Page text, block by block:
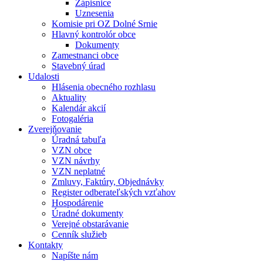
Zápisnice
Uznesenia
Komisie pri OZ Dolné Srnie
Hlavný kontrolór obce
Dokumenty
Zamestnanci obce
Stavebný úrad
Udalosti
Hlásenia obecného rozhlasu
Aktuality
Kalendár akcií
Fotogaléria
Zverejňovanie
Úradná tabuľa
VZN obce
VZN návrhy
VZN neplatné
Zmluvy, Faktúry, Objednávky
Register odberateľských vzťahov
Hospodárenie
Úradné dokumenty
Verejné obstarávanie
Cenník služieb
Kontakty
Napíšte nám